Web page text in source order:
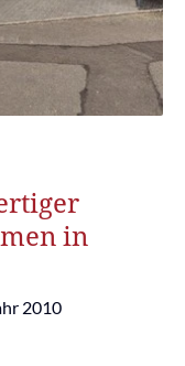
in
2010